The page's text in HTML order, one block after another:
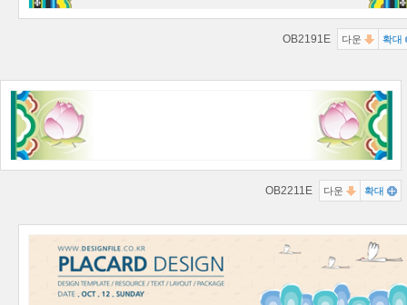
OB2191E 다운 확대
OB2211E 다운 확대